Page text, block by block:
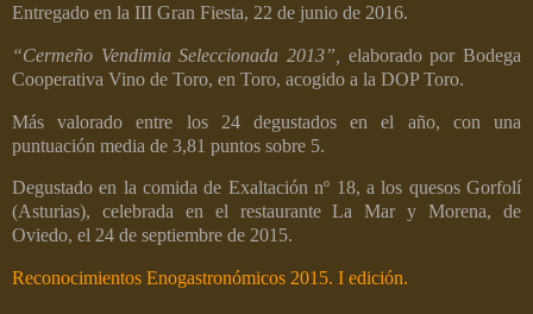
Entregado en la III Gran Fiesta, 22 de junio de 2016.
“Cermeño Vendimia Seleccionada 2013”,
elaborado por Bodega
Cooperativa Vino de Toro, en Toro, acogido a la DOP Toro.
Más valorado entre los 24 degustados en el año, con una
puntuación media de 3,81 puntos sobre 5.
Degustado en la comida de Exaltación nº 18, a los quesos Gorfolí
(Asturias), celebrada en el restaurante La Mar y Morena, de
Oviedo, el 24 de septiembre de 2015.
Reconocimientos Enogastronómicos 2015. I edición.